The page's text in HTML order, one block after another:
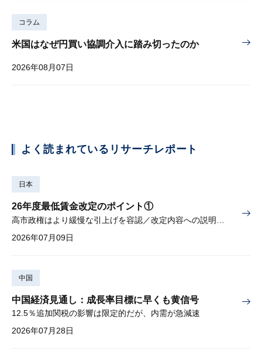
コラム
米国はなぜ円買い協調介入に踏み切ったのか
2026年08月07日
よく読まれているリサーチレポート
日本
26年度最低賃金改定のポイント①
2026年07月09日
中国
中国経済見通し：成長率目標に早くも黄信号
12.5％追加関税の影響は限定的だが、内需が急減速
2026年07月28日